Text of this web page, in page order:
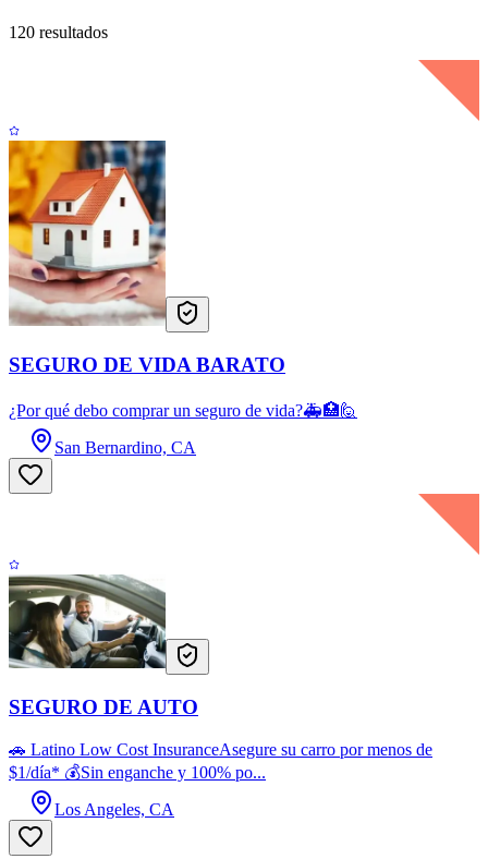
120 resultados
SEGURO DE VIDA BARATO
¿Por qué debo comprar un seguro de vida?🚑🏥🙋
San Bernardino, CA
SEGURO DE AUTO
🚗 Latino Low Cost InsuranceAsegure su carro por menos de
$1/día* 💰Sin enganche y 100% po...
Los Angeles, CA